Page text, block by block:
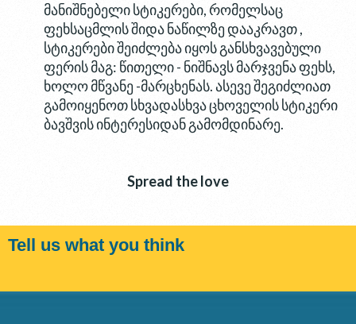
მანიშნებელი სტიკერები, რომელსაც
ფეხსაცმლის შიდა ნაწილზე დააკრავთ ,
სტიკერები შეიძლება იყოს განსხვავებული
ფერის მაგ: წითელი - ნიშნავს მარჯვენა ფეხს,
ხოლო მწვანე -მარცხენას. ასევე შეგიძლიათ
გამოიყენოთ სხვადასხვა ცხოველის სტიკერი
ბავშვის ინტერესიდან გამომდინარე.
Spread the love
Tell us what you think